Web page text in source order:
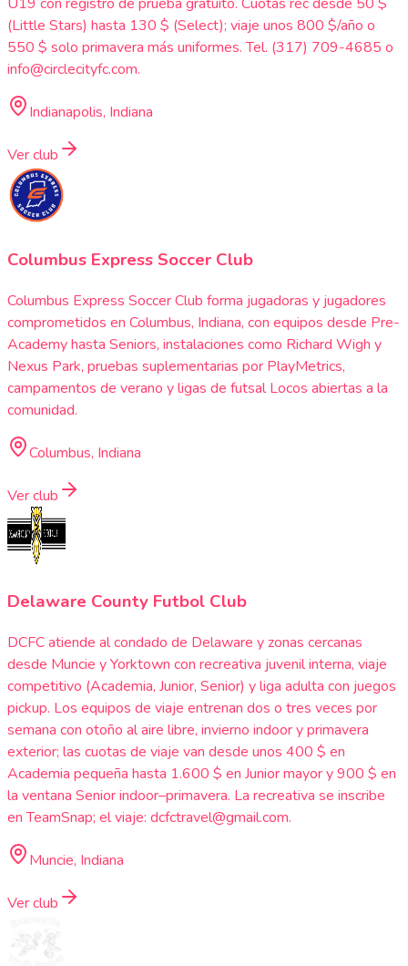
(Little Stars) hasta 130 $ (Select); viaje unos 800 $/año o
550 $ solo primavera más uniformes. Tel. (317) 709-4685 o
info@circlecityfc.com.
Indianapolis, Indiana
Ver club
Columbus Express Soccer Club
Columbus Express Soccer Club forma jugadoras y jugadores
comprometidos en Columbus, Indiana, con equipos desde Pre-
Academy hasta Seniors, instalaciones como Richard Wigh y
Nexus Park, pruebas suplementarias por PlayMetrics,
campamentos de verano y ligas de futsal Locos abiertas a la
comunidad.
Columbus, Indiana
Ver club
Delaware County Futbol Club
DCFC atiende al condado de Delaware y zonas cercanas
desde Muncie y Yorktown con recreativa juvenil interna, viaje
competitivo (Academia, Junior, Senior) y liga adulta con juegos
pickup. Los equipos de viaje entrenan dos o tres veces por
semana con otoño al aire libre, invierno indoor y primavera
exterior; las cuotas de viaje van desde unos 400 $ en
Academia pequeña hasta 1.600 $ en Junior mayor y 900 $ en
la ventana Senior indoor–primavera. La recreativa se inscribe
en TeamSnap; el viaje: dcfctravel@gmail.com.
Muncie, Indiana
Ver club